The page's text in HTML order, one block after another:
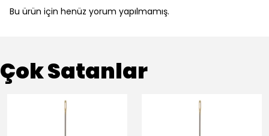
Bu ürün için henüz yorum yapılmamış.
Çok Satanlar